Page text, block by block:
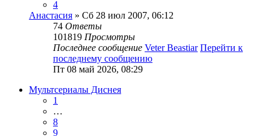
4
Анастасия » Сб 28 июл 2007, 06:12
74 Ответы
101819 Просмотры
Последнее сообщение Veter Beastiar Перейти к
последнему сообщению
Пт 08 май 2026, 08:29
Мультсериалы Диснея
1
…
8
9